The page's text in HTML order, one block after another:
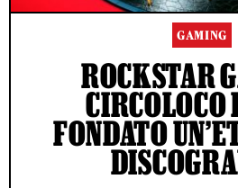
GAMING
ROCKSTAR
CIRCOLOCO
FONDATO